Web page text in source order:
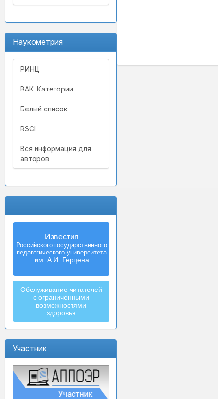
Наукометрия
РИНЦ
ВАК. Категории
Белый список
RSCI
Вся информация для
авторов
Известия
Российского государственного
педагогического университета
им. А.И. Герцена
Izvestia:
Herzen University
Journal of
Humanities & Sciences
Обслуживание читателей
с ограниченными
возможностями
здоровья
Участник